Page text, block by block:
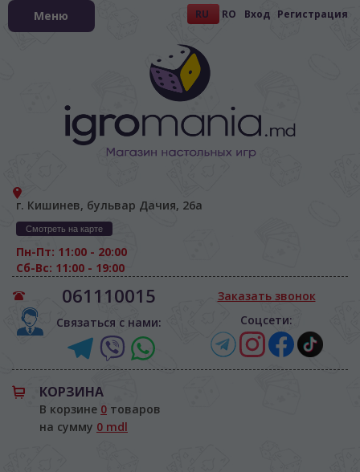
RU RO Вход Регистрация
г. Кишинев, бульвар Дачия, 26а
Смотреть на карте
Пн-Пт: 11:00 - 20:00
Сб-Вс: 11:00 - 19:00
061110015
Связаться с нами:
Заказать звонок
Соцсети:
КОРЗИНА
В корзине 0 товаров
на сумму 0 mdl
Меню